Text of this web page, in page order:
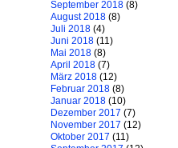
September 2018 (8)
August 2018 (8)
Juli 2018 (4)
Juni 2018 (11)
Mai 2018 (8)
April 2018 (7)
März 2018 (12)
Februar 2018 (8)
Januar 2018 (10)
Dezember 2017 (7)
November 2017 (12)
Oktober 2017 (11)